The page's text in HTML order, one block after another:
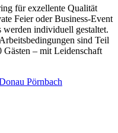
für exzellente Qualität
Feier oder Business-Event
individuell gestaltet.
sind Teil
Gästen – mit Leidenschaft
Pörnbach